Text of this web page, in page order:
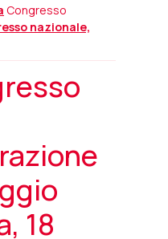
Congresso
nazionale,
18